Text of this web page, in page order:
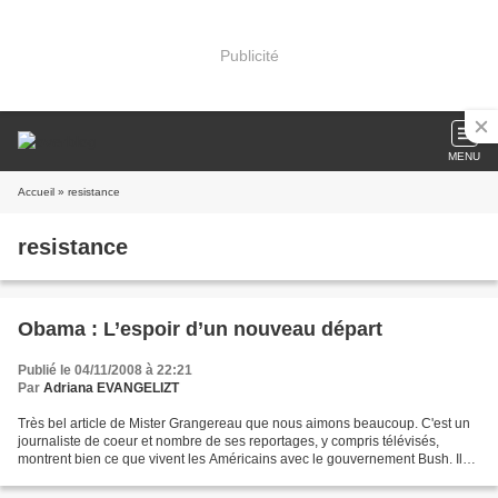
Publicité
MENU
Accueil » resistance
resistance
Obama : L’espoir d’un nouveau départ
Publié le 04/11/2008 à 22:21
Par Adriana EVANGELIZT
Très bel article de Mister Grangereau que nous aimons beaucoup. C'est un
journaliste de coeur et nombre de ses reportages, y compris télévisés,
montrent bien ce que vivent les Américains avec le gouvernement Bush. Il